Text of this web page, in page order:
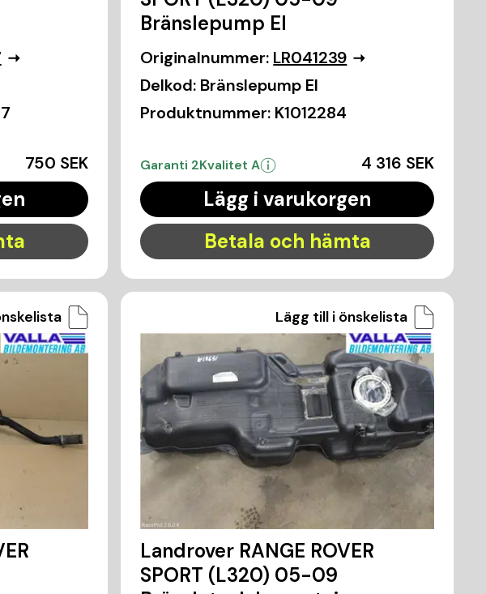
750 SEK
Bränslepump El
Originalnummer: LR041239
Delkod: Bränslepump El
Produktnummer: K1012284
Garanti 2Kvalitet A 4 316 SEK
Lägg i varukorgen
Betala och hämta
Lägg till i önskelista
Landrover RANGE ROVER
SPORT (L320) 05-09